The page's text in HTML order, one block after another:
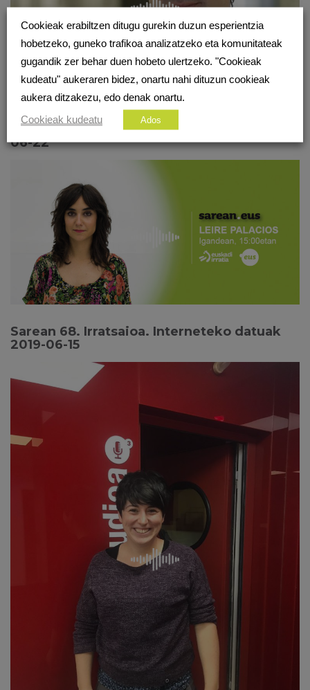
Sarean 69. Irratsaioa. Eneko Agirre 2019-
06-22
Sarean 68. Irratsaioa. Interneteko datuak
2019-06-15
Cookieak erabiltzen ditugu gurekin duzun esperientzia
hobetzeko, guneko trafikoa analizatzeko eta komunitateak
gugandik zer behar duen hobeto ulertzeko. "Cookieak
kudeatu" aukeraren bidez, onartu nahi dituzun cookieak
aukera ditzakezu, edo denak onartu.
Cookieak kudeatu
Ados